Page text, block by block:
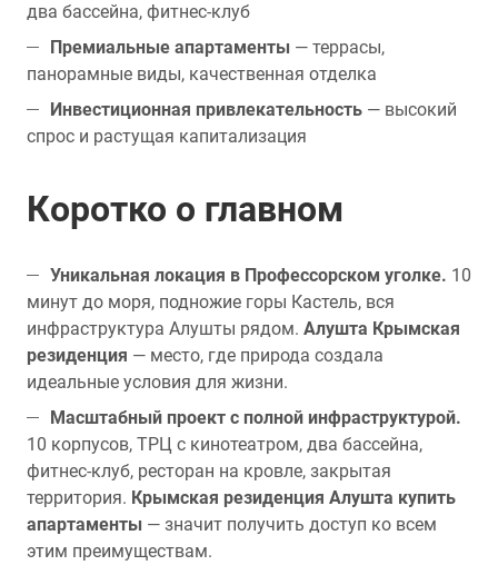
два бассейна, фитнес-клуб
Премиальные апартаменты — террасы,
панорамные виды, качественная отделка
Инвестиционная привлекательность — высокий
спрос и растущая капитализация
Коротко о главном
Уникальная локация в Профессорском уголке. 10
минут до моря, подножие горы Кастель, вся
инфраструктура Алушты рядом. Алушта Крымская
резиденция — место, где природа создала
идеальные условия для жизни.
Масштабный проект с полной инфраструктурой.
10 корпусов, ТРЦ с кинотеатром, два бассейна,
фитнес-клуб, ресторан на кровле, закрытая
территория. Крымская резиденция Алушта купить
апартаменты — значит получить доступ ко всем
этим преимуществам.